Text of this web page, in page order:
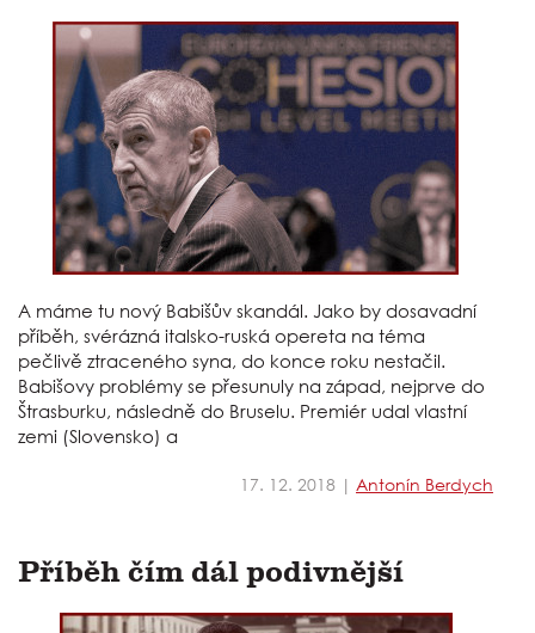
A máme tu nový Babišův skandál. Jako by dosavadní
příběh, svérázná italsko-ruská opereta na téma
pečlivě ztraceného syna, do konce roku nestačil.
Babišovy problémy se přesunuly na západ, nejprve do
Štrasburku, následně do Bruselu. Premiér udal vlastní
zemi (Slovensko) a
17. 12. 2018 | Antonín Berdych
Příběh čím dál podivnější